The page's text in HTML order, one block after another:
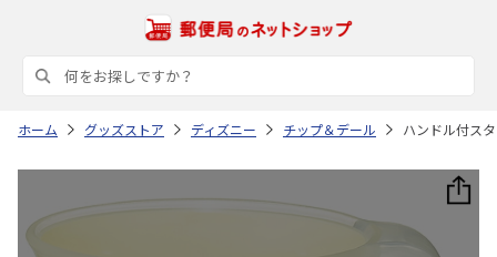
ホーム グッズストア ディズニー チップ＆デール ハンドル付ス